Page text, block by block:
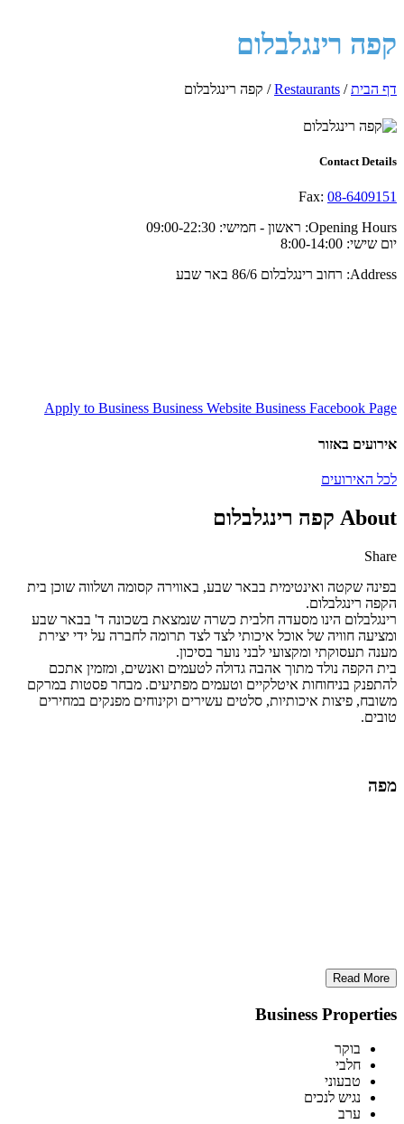
קפה רינגלבלום
דף הבית/
Restaurants
/ קפה רינגלבלום
Contact Details
Fax: 08-6409151
Opening Hours: ראשון - חמישי: 09:00-22:30
יום שישי: 8:00-14:00
Address: רחוב רינגלבלום 86/6 באר שבע
Apply to Business Business Website Business Facebook Page
אירועים באזור
לכל האירועים
About קפה רינגלבלום
Share
Email
Twitter
Google
Plus
Facebook
בפינה שקטה ואינטימית בבאר שבע, באווירה קסומה ושלווה שוכן בית
הקפה רינגלבלום.
רינגלבלום הינו מסעדה חלבית כשרה שנמצאת בשכונה ד' בבאר שבע
ומציעה חוויה של אוכל איכותי לצד לצד תרומה לחברה על ידי יצירת
מענה תעסוקתי ומקצועי לבני נוער בסיכון.
בית הקפה נולד מתוך אהבה גדולה לטעמים ואנשים, ומזמין אתכם
להתפנק בניחוחות איטלקיים וטעמים מפתיעים. מבחר פסטות במרקם
משובח, פיצות איכותיות, סלטים עשירים וקינוחים מפנקים במחירים
טובים.
מפה
Read More
Business Properties
בוקר
חלבי
טבעוני
נגיש לנכים
ערב